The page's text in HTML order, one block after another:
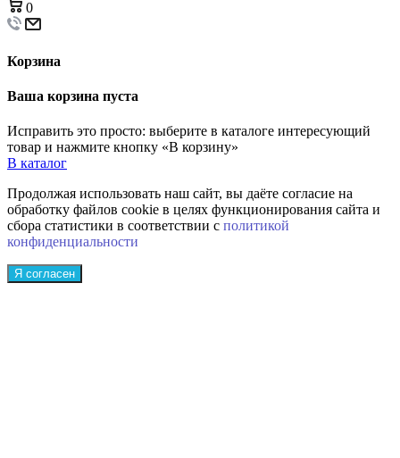
0
Корзина
Ваша корзина пуста
Исправить это просто: выберите в каталоге интересующий
товар и нажмите кнопку «В корзину»
В каталог
Продолжая использовать наш сайт, вы даёте согласие на
обработку файлов cookie в целях функционирования сайта и
сбора статистики в соответствии с политикой
конфиденциальности
Я согласен